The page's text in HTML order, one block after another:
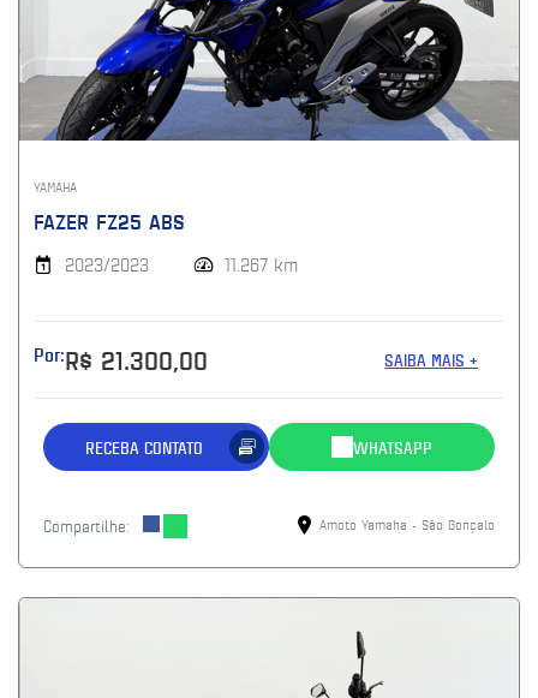
YAMAHA
FAZER FZ25 ABS
2023/2023 11.267 km
Por:R$ 21.300,00 SAIBA MAIS +
RECEBA CONTATO WHATSAPP
Compartilhe: Amoto Yamaha - São Gonçalo